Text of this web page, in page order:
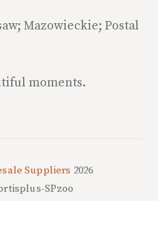
Mazowieckie; Postal
moments.
Suppliers 2026
SPzoo